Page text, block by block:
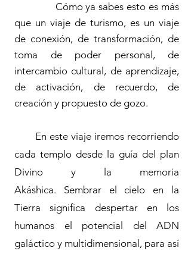
Cómo ya sabes esto es más
que un viaje de turismo, es un viaje
de conexión, de transformación, de
toma de poder personal, de
intercambio cultural, de aprendizaje,
de activación, de recuerdo, de
creación y propuesto de gozo.
En este viaje iremos recorriendo
cada templo desde la guía del plan
Divino y la memoria
Akáshica. Sembrar el cielo en la
Tierra significa despertar en los
humanos el potencial del ADN
galáctico y multidimensional, para así